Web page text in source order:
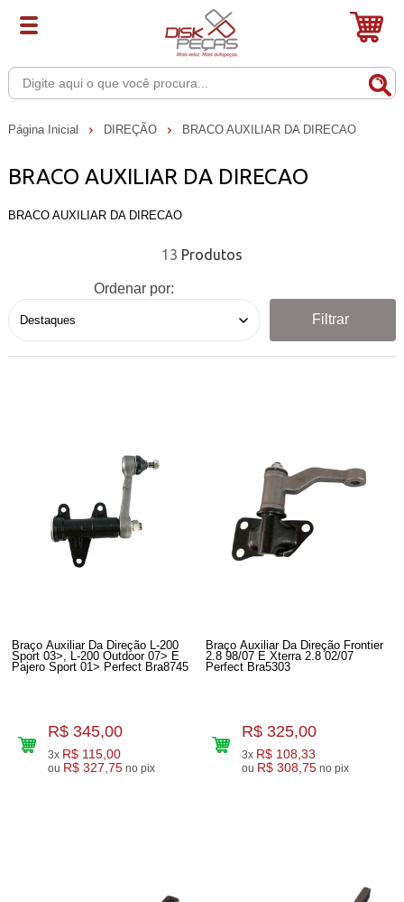
Página Inicial DIREÇÃO BRACO AUXILIAR DA DIRECAO
BRACO AUXILIAR DA DIRECAO
BRACO AUXILIAR DA DIRECAO
13
Ordenar por:
Filtrar
Braço Auxiliar Da Direção L-200
Sport 03>, L-200 Outdoor 07> E
Pajero Sport 01> Perfect Bra8745
R$ 345,00
3x R$ 115,00
ou R$ 327,75 no pix
Braço Auxiliar Da Direção Frontier
2.8 98/07 E Xterra 2.8 02/07
Perfect Bra5303
R$ 325,00
3x R$ 108,33
ou R$ 308,75 no pix